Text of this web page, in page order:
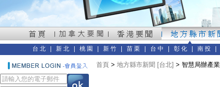
台北 新北 桃園 新竹 苗栗 台中 彰化 南投
首頁 > 地方縣市新聞 [台北] > 智慧局辦產